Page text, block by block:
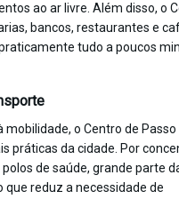
ao ar livre. Além disso, o
bancos, restaurantes e
tudo a poucos
mobilidade, o Centro de Passo
práticas da cidade. Por
de saúde, grande parte
que reduz a necessidade de